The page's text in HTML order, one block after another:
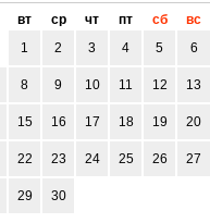
вт ср чт пт сб
вс
1
2 3 4 5 6
8 9 10 11 12 13
15 16 17 18 19 20
22 23 24 25 26 27
29 30